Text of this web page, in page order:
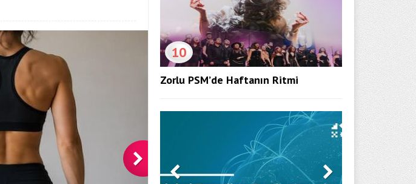
10
Zorlu PSM’de Haftanın Ritmi